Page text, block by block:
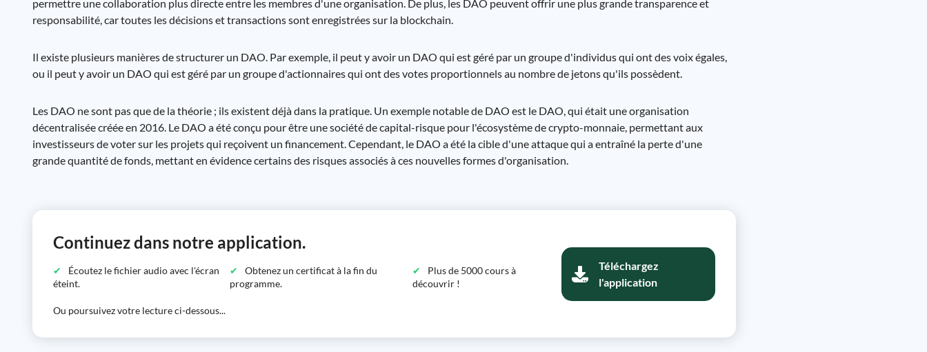
permettre une collaboration plus directe entre les membres d'une organisation. De plus, les DAO peuvent offrir une plus grande transparence et
responsabilité, car toutes les décisions et transactions sont enregistrées sur la blockchain.
Il existe plusieurs manières de structurer un DAO. Par exemple, il peut y avoir un DAO qui est géré par un groupe d'individus qui ont des voix égales,
ou il peut y avoir un DAO qui est géré par un groupe d'actionnaires qui ont des votes proportionnels au nombre de jetons qu'ils possèdent.
Les DAO ne sont pas que de la théorie ; ils existent déjà dans la pratique. Un exemple notable de DAO est le DAO, qui était une organisation
décentralisée créée en 2016. Le DAO a été conçu pour être une société de capital-risque pour l'écosystème de crypto-monnaie, permettant aux
investisseurs de voter sur les projets qui reçoivent un financement. Cependant, le DAO a été la cible d'une attaque qui a entraîné la perte d'une
grande quantité de fonds, mettant en évidence certains des risques associés à ces nouvelles formes d'organisation.
Continuez dans notre application.
Écoutez le fichier audio avec l'écran
éteint.
Obtenez un certificat à la fin du
programme.
Plus de 5000 cours à
découvrir !
Ou poursuivez votre lecture ci-dessous...
Téléchargez
l'application